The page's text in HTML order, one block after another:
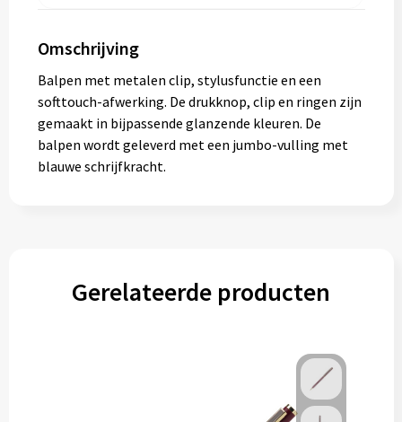
Omschrijving
Balpen met metalen clip, stylusfunctie en een
softtouch-afwerking. De drukknop, clip en ringen zijn
gemaakt in bijpassende glanzende kleuren. De
balpen wordt geleverd met een jumbo-vulling met
blauwe schrijfkracht.
Gerelateerde producten